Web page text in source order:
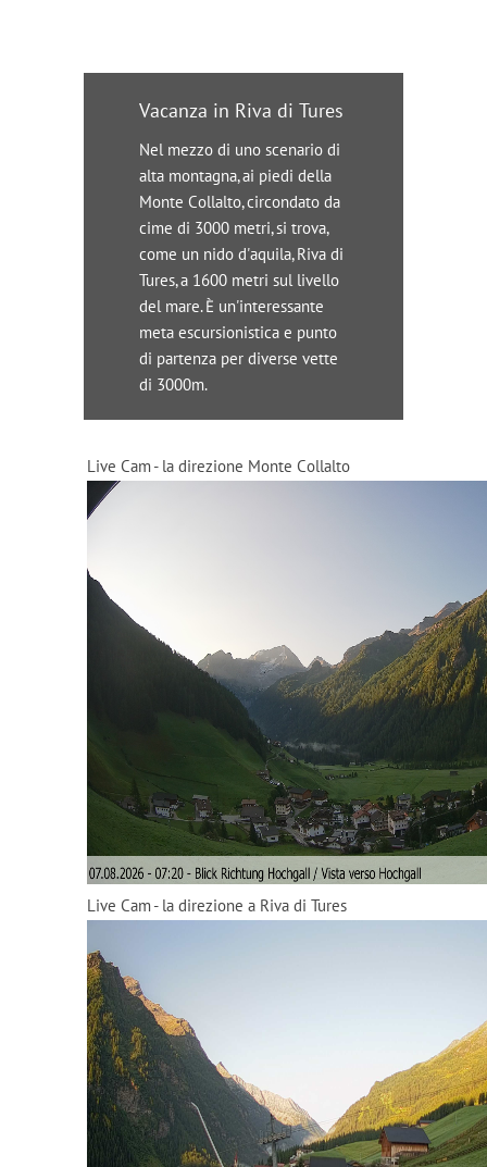
Vacanza in Riva di Tures
Nel mezzo di uno scenario di
alta montagna, ai piedi della
Monte Collalto, circondato da
cime di 3000 metri, si trova,
come un nido d'aquila, Riva di
Tures, a 1600 metri sul livello
del mare. È un'interessante
meta escursionistica e punto
di partenza per diverse vette
di 3000m.
Live Cam - la direzione Monte Collalto
Live Cam - la direzione a Riva di Tures